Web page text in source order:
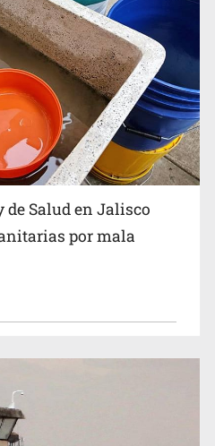
tiene evidencia de vínculos
y el crimen organizado
de Estado del Vaticano
de Salud en Jalisco
por mala